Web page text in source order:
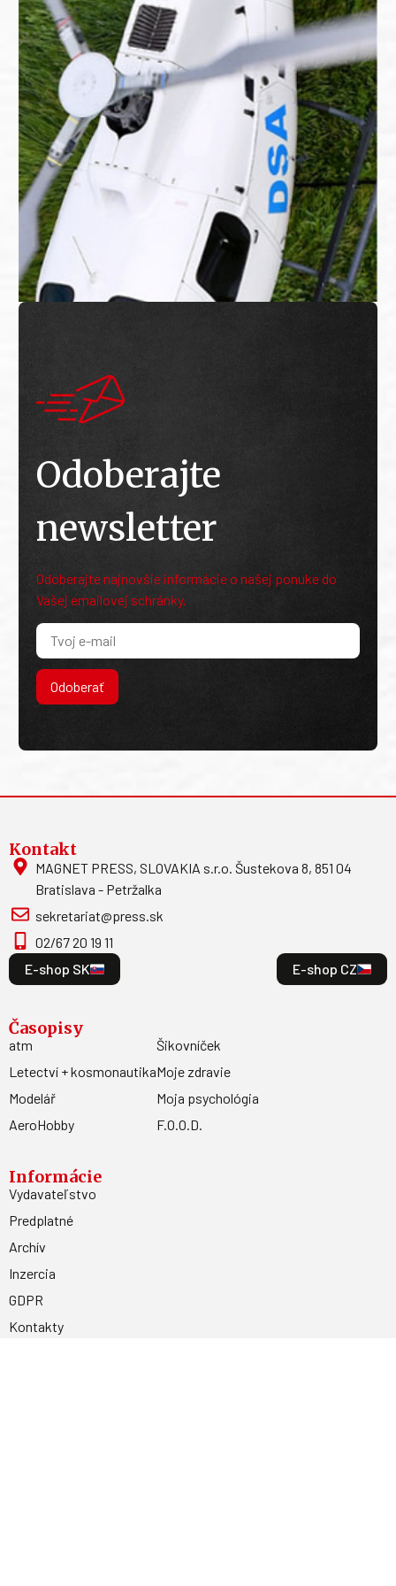
Odoberajte
newsletter
Odoberajte najnovšie informácie o našej ponuke do
Vašej emailovej schránky.
Odoberať
Kontakt
MAGNET PRESS, SLOVAKIA s.r.o. Šustekova 8, 851 04
Bratislava - Petržalka
sekretariat@press.sk
02/67 20 19 11
E-shop SK
E-shop CZ
Časopisy
atm
Letectví + kosmonautika
Modelář
AeroHobby
Šikovníček
Moje zdravie
Moja psychológia
F.O.O.D.
Informácie
Vydavateľstvo
Predplatné
Archív
Inzercia
GDPR
Kontakty